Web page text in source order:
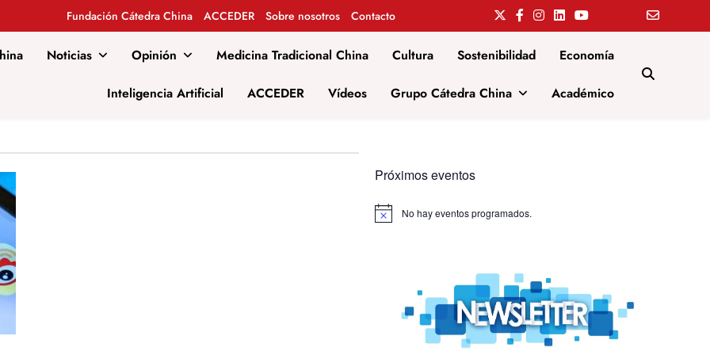
Fundación Cátedra China ACCEDER Sobre nosotros Contacto
Noticias Opinión Medicina Tradicional China Cultura Sostenibilidad Economía
Inteligencia Artificial ACCEDER Vídeos Grupo Cátedra China Académico
Próximos eventos
Aviso No hay eventos programados.